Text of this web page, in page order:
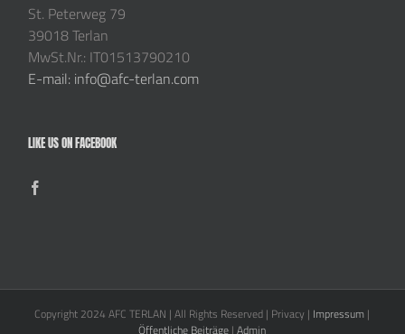
St. Peterweg 79
39018 Terlan
MwSt.Nr.: IT01513790210
E-mail: info@afc-terlan.com
LIKE US ON FACEBOOK
Copyright 2024 AFC TERLAN | All Rights Reserved | Privacy | Impressum |
Öffentliche Beiträge |Admin